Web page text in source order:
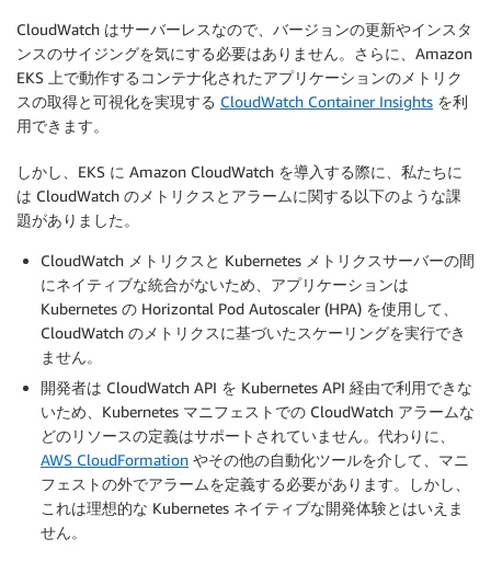
CloudWatch はサーバーレスなので、バージョンの更新やインスタ
ンスのサイジングを気にする必要はありません。さらに、Amazon
EKS 上で動作するコンテナ化されたアプリケーションのメトリク
スの取得と可視化を実現する CloudWatch Container Insights を利
用できます。
しかし、EKS に Amazon CloudWatch を導入する際に、私たちに
は CloudWatch のメトリクスとアラームに関する以下のような課
題がありました。
CloudWatch メトリクスと Kubernetes メトリクスサーバーの間
にネイティブな統合がないため、アプリケーションは
Kubernetes の Horizontal Pod Autoscaler (HPA) を使用して、
CloudWatch のメトリクスに基づいたスケーリングを実行でき
ません。
開発者は CloudWatch API を Kubernetes API 経由で利用できな
いため、Kubernetes マニフェストでの CloudWatch アラームな
どのリソースの定義はサポートされていません。代わりに、
AWS CloudFormation やその他の自動化ツールを介して、マニ
フェストの外でアラームを定義する必要があります。しかし、
これは理想的な Kubernetes ネイティブな開発体験とはいえま
せん。